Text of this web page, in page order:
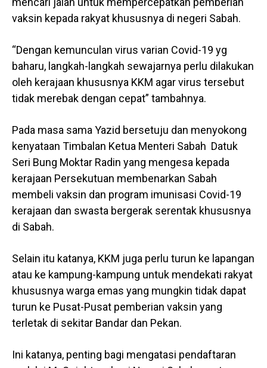
vaksin kepada rakyat khususnya di negeri Sabah.
“Dengan kemunculan virus varian Covid-19 yg
baharu, langkah-langkah sewajarnya perlu dilakukan
oleh kerajaan khususnya KKM agar virus tersebut
tidak merebak dengan cepat” tambahnya.
Pada masa sama Yazid bersetuju dan menyokong
kenyataan Timbalan Ketua Menteri Sabah Datuk
Seri Bung Moktar Radin yang mengesa kepada
kerajaan Persekutuan membenarkan Sabah
membeli vaksin dan program imunisasi Covid-19
kerajaan dan swasta bergerak serentak khususnya
di Sabah.
Selain itu katanya, KKM juga perlu turun ke lapangan
atau ke kampung-kampung untuk mendekati rakyat
khususnya warga emas yang mungkin tidak dapat
turun ke Pusat-Pusat pemberian vaksin yang
terletak di sekitar Bandar dan Pekan.
Ini katanya, penting bagi mengatasi pendaftaran